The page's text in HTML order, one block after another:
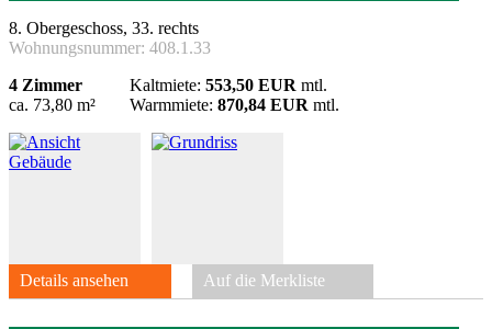
8. Obergeschoss, 33. rechts
Wohnungsnummer: 408.1.33
4 Zimmer
ca. 73,80 m²
Kaltmiete: 553,50 EUR mtl.
Warmmiete: 870,84 EUR mtl.
Details ansehen Auf die Merkliste